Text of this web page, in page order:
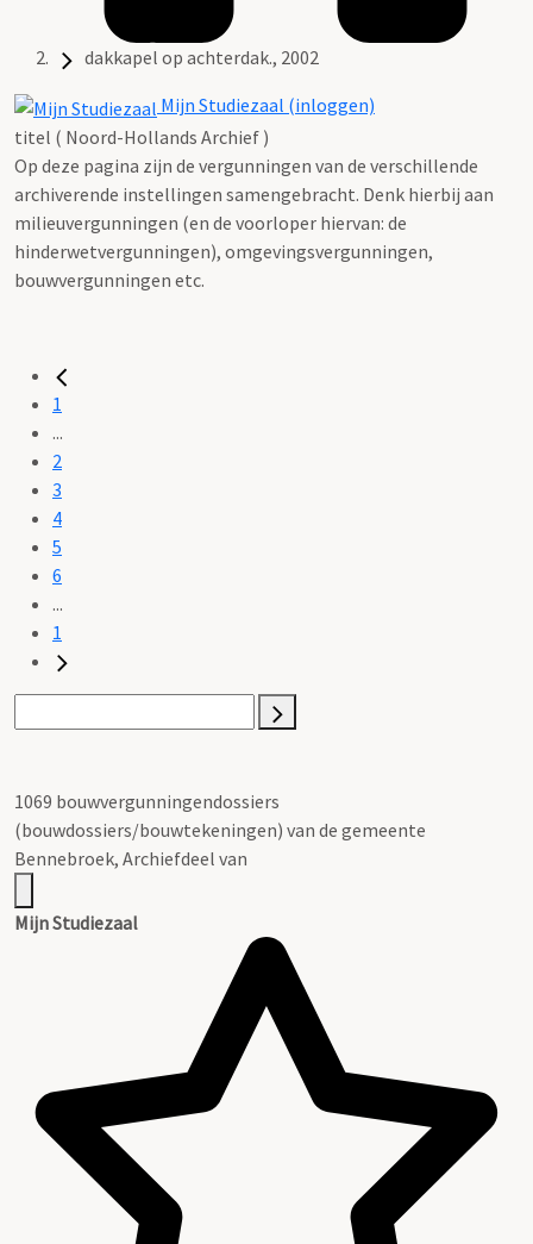
dakkapel op achterdak., 2002
Mijn Studiezaal (inloggen)
titel ( Noord-Hollands Archief )
Op deze pagina zijn de vergunningen van de verschillende
archiverende instellingen samengebracht. Denk hierbij aan
milieuvergunningen (en de voorloper hiervan: de
hinderwetvergunningen), omgevingsvergunningen,
bouwvergunningen etc.
1
...
2
3
4
5
6
...
1
1069 bouwvergunningendossiers
(bouwdossiers/bouwtekeningen) van de gemeente
Bennebroek, Archiefdeel van
Mijn Studiezaal